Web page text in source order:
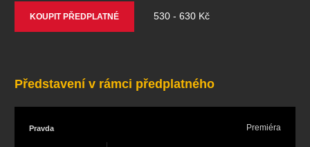
KOUPIT PŘEDPLATNÉ 530 - 630 Kč
Představení v rámci předplatného
Pravda Premiéra